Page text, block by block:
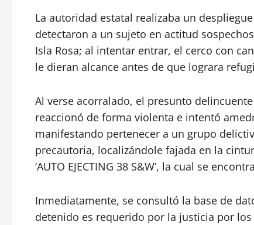
La autoridad estatal realizaba un
detectaron a un sujeto en actitud
Isla Rosa; al intentar entrar, el cerco con
le dieran alcance antes de que lograra
Al verse acorralado, el presunto
reaccionó de forma violenta e intentó
manifestando pertenecer a un grupo
precautoria, localizándole fajada en la
‘AUTO EJECTING 38 S&W’, la cual se
Inmediatamente, se consultó la base de
detenido es requerido por la justicia por